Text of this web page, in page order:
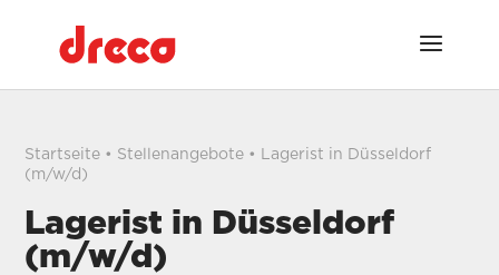
Startseite • Stellenangebote • Lagerist in Düsseldorf
(m/w/d)
Lagerist in Düsseldorf
(m/w/d)